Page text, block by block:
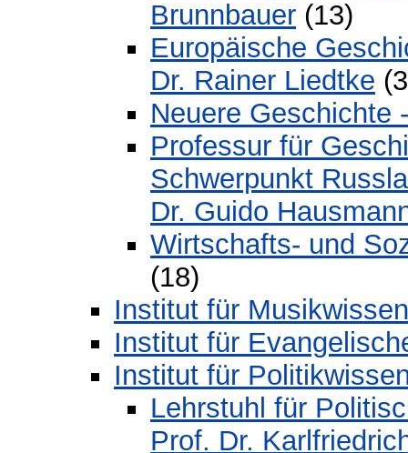
Brunnbauer (13)
Europäische
Dr. Rainer Liedtke
Neuere Geschichte
Professur für
Schwerpunkt
Dr. Guido
Wirtschafts- und
(18)
Institut für
Institut für
Institut für
Lehrstuhl für
Prof. Dr.